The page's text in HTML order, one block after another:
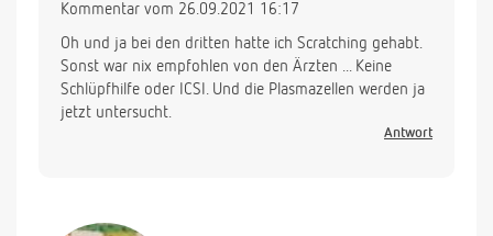
Kommentar vom 26.09.2021 16:17
Oh und ja bei den dritten hatte ich Scratching gehabt.
Sonst war nix empfohlen von den Ärzten ... Keine
Schlüpfhilfe oder ICSI. Und die Plasmazellen werden ja
jetzt untersucht.
Antwort